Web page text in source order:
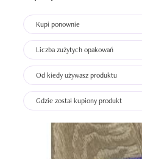
Kupi ponownie
Liczba zużytych opakowań
Od kiedy używasz produktu
Gdzie został kupiony produkt